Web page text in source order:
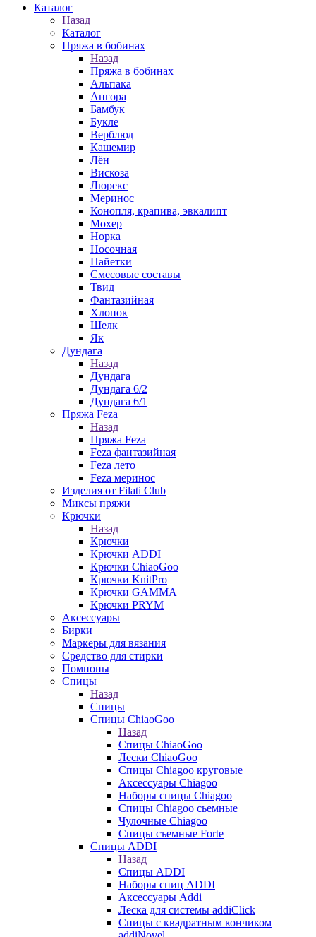
Каталог
Назад
Каталог
Пряжа в бобинах
Назад
Пряжа в бобинах
Альпака
Ангора
Бамбук
Букле
Верблюд
Кашемир
Лён
Вискоза
Люрекс
Меринос
Конопля, крапива, эвкалипт
Мохер
Норка
Носочная
Пайетки
Смесовые составы
Твид
Фантазийная
Хлопок
Шелк
Як
Дундага
Назад
Дундага
Дундага 6/2
Дундага 6/1
Пряжа Feza
Назад
Пряжа Feza
Feza фантазийная
Feza лето
Feza меринос
Изделия от Filati Club
Миксы пряжи
Крючки
Назад
Крючки
Крючки ADDI
Крючки ChiaoGoo
Крючки KnitPro
Крючки GAMMA
Крючки PRYM
Аксессуары
Бирки
Маркеры для вязания
Средство для стирки
Помпоны
Спицы
Назад
Спицы
Спицы ChiaoGoo
Назад
Спицы ChiaoGoo
Лески ChiaoGoo
Cпицы Сhiagoo круговые
Аксессуары Chiagoo
Наборы спицы Chiagoo
Спицы Chiagoo сьемные
Чулочные Chiagoo
Спицы съемные Forte
Спицы ADDI
Назад
Спицы ADDI
Наборы спиц ADDI
Аксессуары Addi
Леска для системы addiClick
Спицы с квадратным кончиком